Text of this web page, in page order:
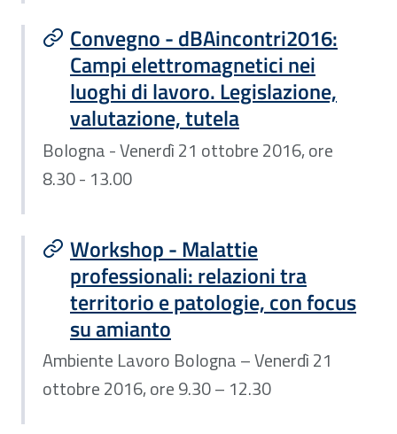
Convegno - dBAincontri2016:
Campi elettromagnetici nei
luoghi di lavoro. Legislazione,
valutazione, tutela
Bologna - Venerdì 21 ottobre 2016, ore
8.30 - 13.00
Workshop - Malattie
professionali: relazioni tra
territorio e patologie, con focus
su amianto
Ambiente Lavoro Bologna – Venerdì 21
ottobre 2016, ore 9.30 – 12.30